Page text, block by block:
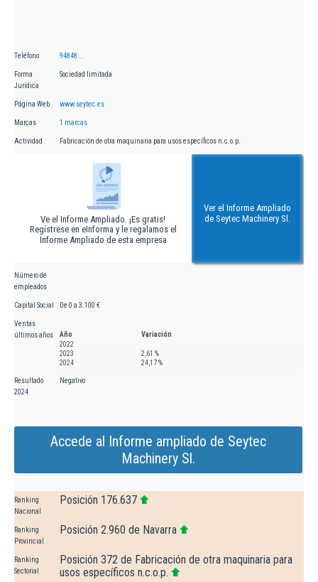
Teléfono 94848...
Forma
Jurídica
Sociedad limitada
Página Web www.seytec.es
Marcas 1 marcas
Actividad Fabricación de otra maquinaria para usos específicos n.c.o.p.
Ve el Informe Ampliado. ¡Es gratis!
Regístrese en eInforma y le regalamos el
Informe Ampliado de esta empresa
Ver el Informe Ampliado
de Seytec Machinery Sl.
Número de
empleados
Capital Social De 0 a 3.100 €
Ventas
últimos años
Año
Variación
2022
2023
2,61 %
2024
24,17 %
Resultado
2024
Negativo
Accede al Informe ampliado de Seytec
Machinery Sl.
Ranking
Nacional
Posición 176.637
Ranking
Provincial
Posición 2.960 de Navarra
Ranking
Sectorial
Posición 372 de Fabricación de otra maquinaria para
usos específicos n.c.o.p.